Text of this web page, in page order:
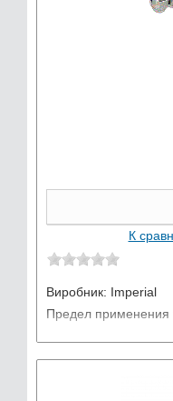
К
Виробник: Imperial
Предел применения